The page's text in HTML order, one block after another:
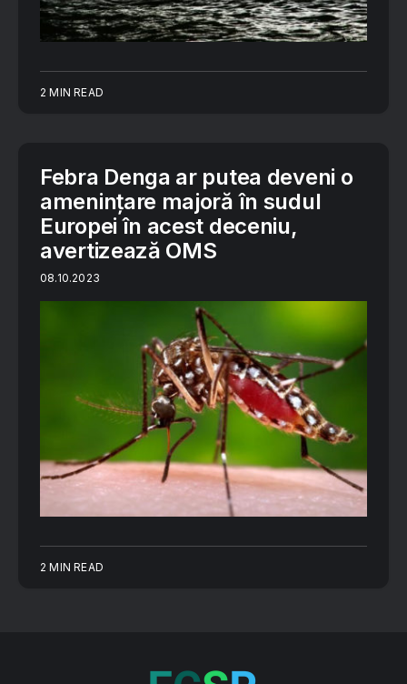
2 MIN READ
Febra Denga ar putea deveni o
amenințare majoră în sudul
Europei în acest deceniu,
avertizează OMS
08.10.2023
2 MIN READ